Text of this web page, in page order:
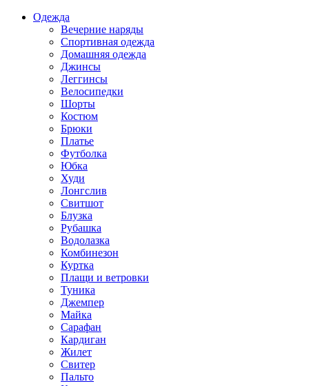
Одежда
Вечерние наряды
Спортивная одежда
Домашняя одежда
Джинсы
Леггинсы
Велосипедки
Шорты
Костюм
Брюки
Платье
Футболка
Юбка
Худи
Лонгслив
Свитшот
Блузка
Рубашка
Водолазка
Комбинезон
Куртка
Плащи и ветровки
Туника
Джемпер
Майка
Сарафан
Кардиган
Жилет
Свитер
Пальто